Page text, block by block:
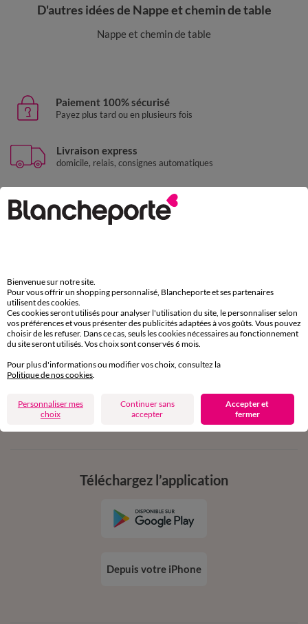
D'autres idées de Nappe et chemin de table
Nappe et chemin de table
Paiement 100% sécurisé
Payez plus tard ou en plusieurs fois
Livraison express
domicile, relais, consignes automatiques
Retours gratuits
sous 30 jours avec Mondial Relay uniquement
11€ Offerts
en vous inscrivant à la newsletter
conditions dans votre email de confirmation
Téléchargez l’application
Depuis votre iPhone
Bienvenue sur notre site.
Pour vous offrir un shopping personnalisé, Blancheporte et ses partenaires
utilisent des cookies.
Ces cookies seront utilisés pour analyser l'utilisation du site, le personnaliser selon
vos préférences et vous présenter des publicités adaptées à vos goûts. Vous pouvez
choisir de les refuser. Dans ce cas, seuls les cookies nécessaires au fonctionnement
du site seront utilisés. Vos choix sont conservés 6 mois.
Pour plus d'informations ou modifier vos choix, consultez la
Politique de nos cookies
Personnaliser mes
choix
Continuer sans
accepter
Accepter et
fermer